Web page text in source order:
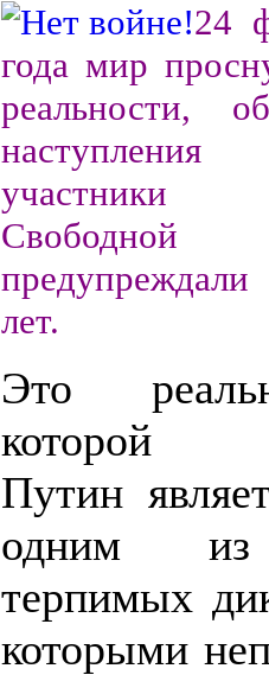
24
года мир
реальности,
лет.
Это
которой
Путин
одним
терпимых
которыми